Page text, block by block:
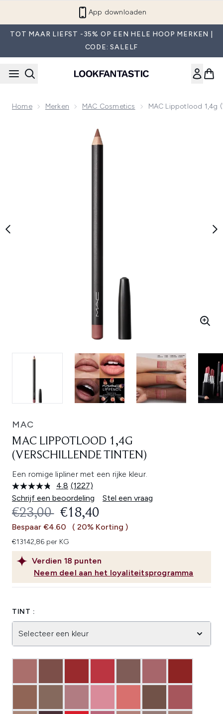
App downloaden
TOT MAAR LIEFST -35% OP EEN HELE HOOP MERKEN |
CODE: SALELF
Home Merken MAC Cosmetics MAC Lippotlood 1,4g
MAC
MAC LIPPOTLOOD 1,4G
(VERSCHILLENDE TINTEN)
Een romige lipliner met een rijke kleur.
4.8 Lees
1227
beoordelingen.
Dezelfde
paginalink.
(1227)
Schrijf een beoordeling
Stel een vraag
Verdien 18 punten
Neem deel aan het loyaliteitsprogramma
RECOMMENDED RETAIL PRICE:
€23,00 HUIDIGE PRIJS:
€18,40
Bespaar €4.60 ( 20% Korting )
€13142,86 per KG
TINT :
Selecteer een kleur